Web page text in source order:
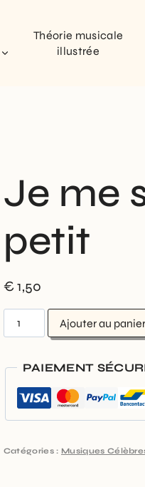
Théorie musicale
illustrée
Je me
petit
€ 1,50
Ajouter au panier
PAIEMENT
Catégories : Musiques